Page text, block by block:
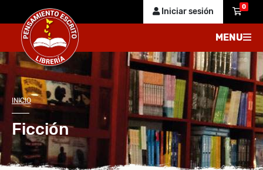
Iniciar sesión 0
MENU
INICIO
Ficción